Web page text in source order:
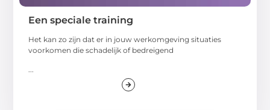
Een speciale training
Het kan zo zijn dat er in jouw werkomgeving situaties
voorkomen die schadelijk of bedreigend